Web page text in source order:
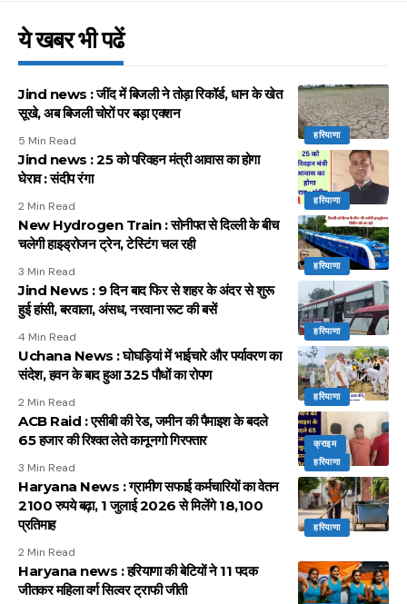
ये खबर भी पढें
हरियाणा
Jind news : जींद में बिजली ने तोड़ा रिकॉर्ड, धान के खेत
सूखे, अब बिजली चोरों पर बड़ा एक्शन
5 Min Read
हरियाणा
Jind news : 25 को परिवहन मंत्री आवास का होगा
घेराव : संदीप रंगा
2 Min Read
हरियाणा
New Hydrogen Train : सोनीपत से दिल्ली के बीच
चलेगी हाइड्रोजन ट्रेन, टेस्टिंग चल रही
3 Min Read
हरियाणा
Jind News : 9 दिन बाद फिर से शहर के अंदर से शुरू
हुई हांसी, बरवाला, अंसध, नरवाना रूट की बसें
4 Min Read
हरियाणा
Uchana News : घोघड़ियां में भाईचारे और पर्यावरण का
संदेश, हवन के बाद हुआ 325 पौधों का रोपण
2 Min Read
क्राइम
हरियाणा
ACB Raid : एसीबी की रेड, जमीन की पैमाइश के बदले
65 हजार की रिश्वत लेते कानूनगो गिरफ्तार
3 Min Read
हरियाणा
Haryana News : ग्रामीण सफाई कर्मचारियों का वेतन
2100 रुपये बढ़ा, 1 जुलाई 2026 से मिलेंगे 18,100
प्रतिमाह
2 Min Read
Haryana news : हरियाणा की बेटियों ने 11 पदक
जीतकर महिला वर्ग सिल्वर ट्राफी जीती